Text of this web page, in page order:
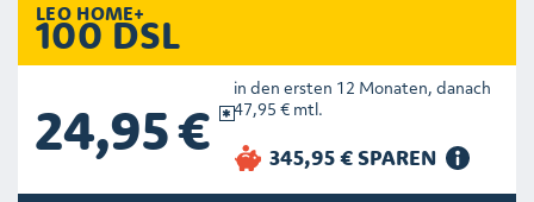
LEO HOME+
100 DSL
24,95 €
in den ersten 12 Monaten, danach
47,95 € mtl.